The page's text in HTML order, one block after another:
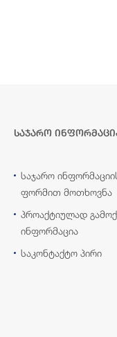
საჯარო
საჯარო
ფორმით მოთხოვნა
პროაქტიულად
ინფორმაცია
საკონტაქტო პირი